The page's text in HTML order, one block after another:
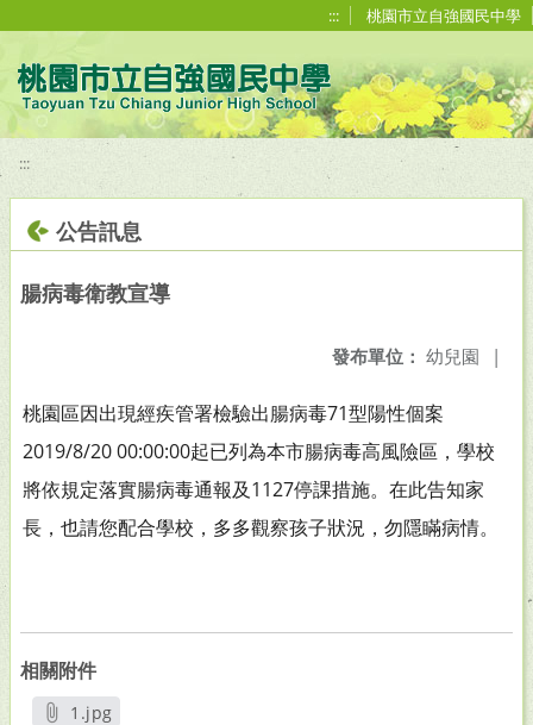
::: 桃園市立自強國民中學
:::
公告訊息
腸病毒衛教宣導
發布單位： 幼兒園 |
桃園區因出現經疾管署檢驗出腸病毒71型陽性個案
2019/8/20 00:00:00起已列為本市腸病毒高風險區，學校
將依規定落實腸病毒通報及1127停課措施。在此告知家
長，也請您配合學校，多多觀察孩子狀況，勿隱瞞病情。
相關附件
1.jpg